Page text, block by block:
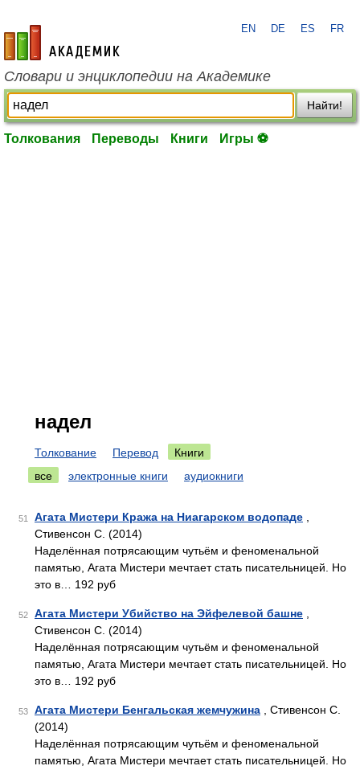
academic.ru
EN DE ES FR
Словари и энциклопедии на Академике
Найти!
Толкования Переводы Книги Игры ⚽
надел
Толкование Перевод
Книги
все
электронные книги аудиокниги
51 Агата Мистери Кража на Ниагарском водопаде
Стивенсон С. (2014)
Наделённая потрясающим чутьём и феноменальной
памятью, Агата Мистери мечтает стать писательницей. Но
это в… 192 руб
52 Агата Мистери Убийство на Эйфелевой башне
Стивенсон С. (2014)
Наделённая потрясающим чутьём и феноменальной
памятью, Агата Мистери мечтает стать писательницей. Но
это в… 192 руб
53 Агата Мистери Бенгальская жемчужина , Стивенсон С.
(2014)
Наделённая потрясающим чутьём и феноменальной
памятью, Агата Мистери мечтает стать писательницей. Но